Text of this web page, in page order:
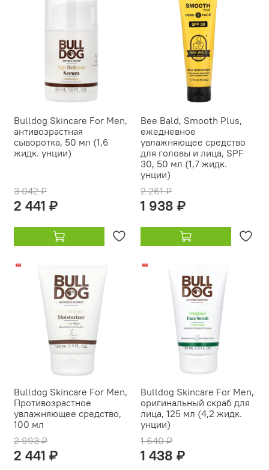
Bulldog Skincare For Men,
антивозрастная
сыворотка, 50 мл (1,6
жидк. унции)
3 042 ₽
2 441 ₽
Bee Bald, Smooth Plus,
ежедневное
увлажняющее средство
для головы и лица, SPF
30, 50 мл (1,7 жидк.
унции)
2 261 ₽
1 938 ₽
-18%
Bulldog Skincare For Men,
Противозрастное
увлажняющее средство,
100 мл
2 993 ₽
2 441 ₽
-12%
Bulldog Skincare For Men,
оригинальный скраб для
лица, 125 мл (4,2 жидк.
унции)
1 640 ₽
1 438 ₽